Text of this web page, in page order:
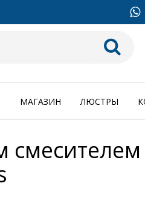
МАГАЗИН ЛЮСТРЫ